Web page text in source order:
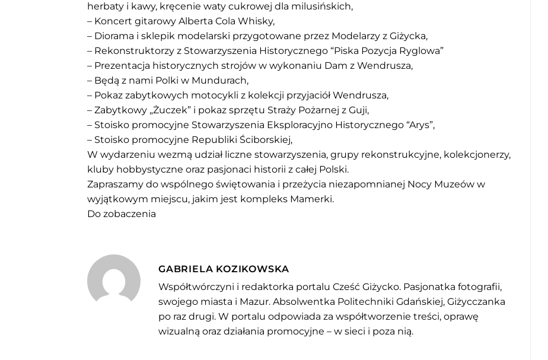
herbaty i kawy, kręcenie waty cukrowej dla milusińskich,
– Koncert gitarowy Alberta Cola Whisky,
– Diorama i sklepik modelarski przygotowane przez Modelarzy z Giżycka,
– Rekonstruktorzy z Stowarzyszenia Historycznego “Piska Pozycja Ryglowa”
– Prezentacja historycznych strojów w wykonaniu Dam z Wendrusza,
– Będą z nami Polki w Mundurach,
– Pokaz zabytkowych motocykli z kolekcji przyjaciół Wendrusza,
– Zabytkowy „Żuczek” i pokaz sprzętu Straży Pożarnej z Guji,
– Stoisko promocyjne Stowarzyszenia Eksploracyjno Historycznego “Arys”,
– Stoisko promocyjne Republiki Ściborskiej,
W wydarzeniu wezmą udział liczne stowarzyszenia, grupy rekonstrukcyjne, kolekcjonerzy,
kluby hobbystyczne oraz pasjonaci historii z całej Polski.
Zapraszamy do wspólnego świętowania i przeżycia niezapomnianej Nocy Muzeów w
wyjątkowym miejscu, jakim jest kompleks Mamerki.
Do zobaczenia
GABRIELA KOZIKOWSKA
Współtwórczyni i redaktorka portalu Cześć Giżycko. Pasjonatka fotografii,
swojego miasta i Mazur. Absolwentka Politechniki Gdańskiej, Giżycczanka
po raz drugi. W portalu odpowiada za współtworzenie treści, oprawę
wizualną oraz działania promocyjne – w sieci i poza nią.